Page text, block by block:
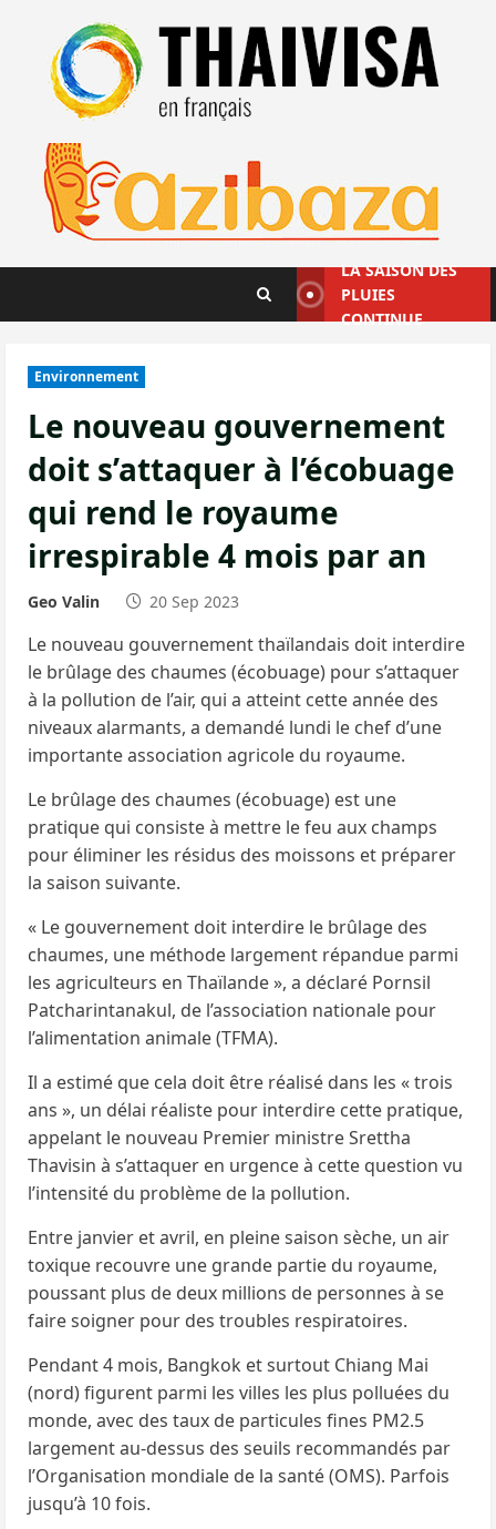
contenu
LA SAISON DES
PLUIES
CONTINUE
Environnement
Le nouveau gouvernement
doit s’attaquer à l’écobuage
qui rend le royaume
irrespirable 4 mois par an
Geo Valin 20 Sep 2023
Le nouveau gouvernement thaïlandais doit interdire
le brûlage des chaumes (écobuage) pour s’attaquer
à la pollution de l’air, qui a atteint cette année des
niveaux alarmants, a demandé lundi le chef d’une
importante association agricole du royaume.
Le brûlage des chaumes (écobuage) est une
pratique qui consiste à mettre le feu aux champs
pour éliminer les résidus des moissons et préparer
la saison suivante.
« Le gouvernement doit interdire le brûlage des
chaumes, une méthode largement répandue parmi
les agriculteurs en Thaïlande », a déclaré Pornsil
Patcharintanakul, de l’association nationale pour
l’alimentation animale (TFMA).
Il a estimé que cela doit être réalisé dans les « trois
ans », un délai réaliste pour interdire cette pratique,
appelant le nouveau Premier ministre Srettha
Thavisin à s’attaquer en urgence à cette question vu
l’intensité du problème de la pollution.
Entre janvier et avril, en pleine saison sèche, un air
toxique recouvre une grande partie du royaume,
poussant plus de deux millions de personnes à se
faire soigner pour des troubles respiratoires.
Pendant 4 mois, Bangkok et surtout Chiang Mai
(nord) figurent parmi les villes les plus polluées du
monde, avec des taux de particules fines PM2.5
largement au-dessus des seuils recommandés par
l’Organisation mondiale de la santé (OMS). Parfois
jusqu’à 10 fois.